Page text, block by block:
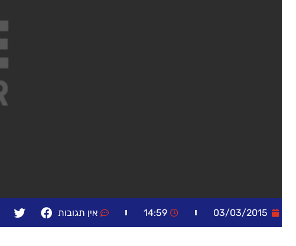
03/03/2015
14:59 אין תגובות